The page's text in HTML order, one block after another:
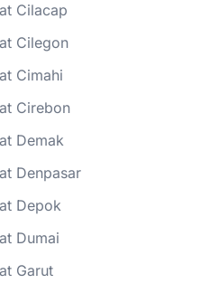
Cilacap
Cilegon
Cimahi
Cirebon
Demak
Denpasar
Depok
Dumai
Garut